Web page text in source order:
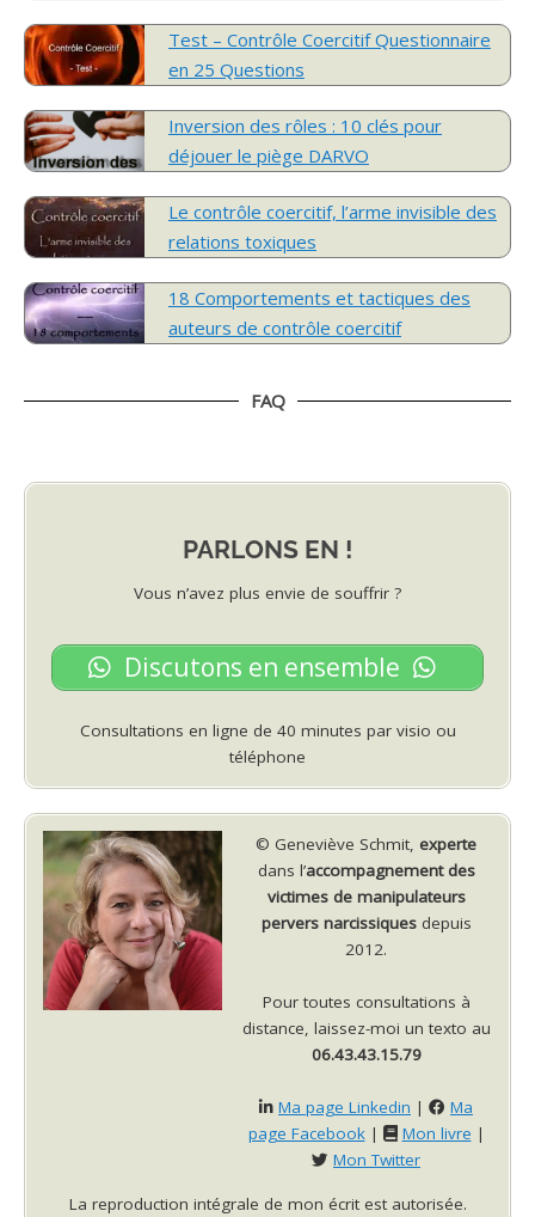
Test – Contrôle Coercitif Questionnaire
en 25 Questions
Inversion des rôles : 10 clés pour
déjouer le piège DARVO
Le contrôle coercitif, l’arme invisible des
relations toxiques
18 Comportements et tactiques des
auteurs de contrôle coercitif
FAQ
PARLONS EN !
Vous n’avez plus envie de souffrir ?
Discutons en ensemble
Consultations en ligne de 40 minutes par visio ou
téléphone
© Geneviève Schmit, experte
dans l’accompagnement des
victimes de manipulateurs
pervers narcissiquesdepuis
2012.
Pour toutes consultations à
distance, laissez-moi un texto au
06.43.43.15.79
Ma page Linkedin |
Ma
page Facebook| Mon livre |
Mon Twitter
La reproduction intégrale de mon écrit est autorisée.